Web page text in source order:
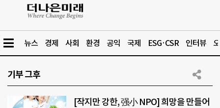
뉴스 경제 사회 환경 공익 국제 ESG·CSR 인터뷰
기부 그후
[작지만 강한, 强小 NPO] 희망을 만들어